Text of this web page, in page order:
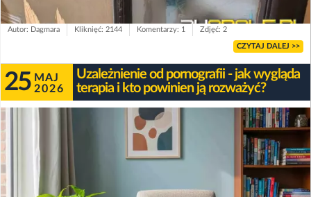
Autor: Dagmara Kliknięć: 2144 Komentarzy: 1 Zdjęć: 2
CZYTAJ DALEJ >>
25 MAJ
2026
Uzależnienie od pornografii - jak wygląda
terapia i kto powinien ją rozważyć?